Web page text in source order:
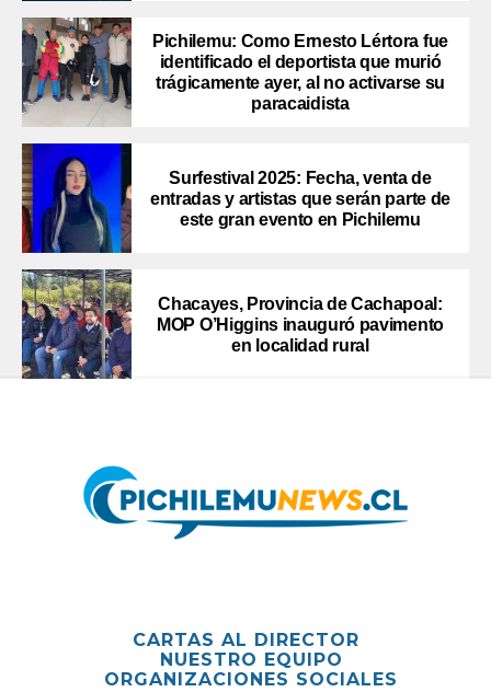
Pichilemu: Como Ernesto Lértora fue
identificado el deportista que murió
trágicamente ayer, al no activarse su
paracaidista
Surfestival 2025: Fecha, venta de
entradas y artistas que serán parte de
este gran evento en Pichilemu
Chacayes, Provincia de Cachapoal:
MOP O’Higgins inauguró pavimento
en localidad rural
CARTAS AL DIRECTOR
NUESTRO EQUIPO
ORGANIZACIONES SOCIALES